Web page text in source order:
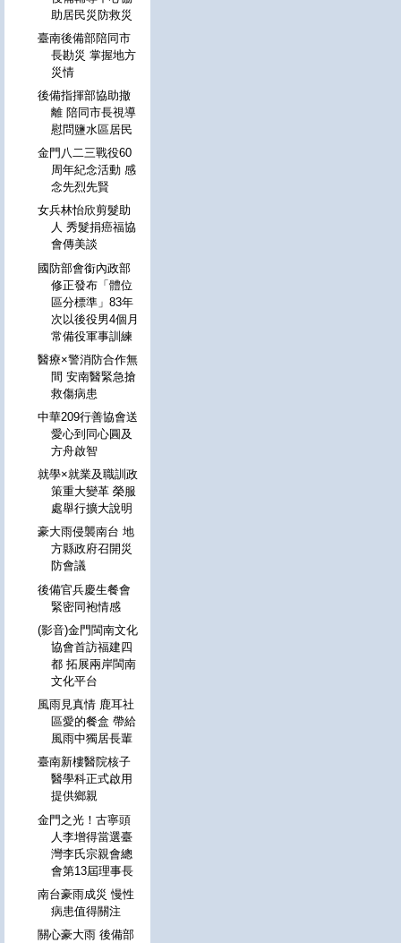
助居民災防救災
臺南後備部陪同市
長勘災 掌握地方
災情
後備指揮部協助撤
離 陪同市長視導
慰問鹽水區居民
金門八二三戰役60
周年紀念活動 感
念先烈先賢
女兵林怡欣剪髮助
人 秀髮捐癌福協
會傳美談
國防部會銜內政部
修正發布「體位
區分標準」83年
次以後役男4個月
常備役軍事訓練
醫療×警消防合作無
間 安南醫緊急搶
救傷病患
中華209行善協會送
愛心到同心圓及
方舟啟智
就學×就業及職訓政
策重大變革 榮服
處舉行擴大說明
豪大雨侵襲南台 地
方縣政府召開災
防會議
後備官兵慶生餐會
緊密同袍情感
(影音)金門閩南文化
協會首訪福建四
都 拓展兩岸閩南
文化平台
風雨見真情 鹿耳社
區愛的餐盒 帶給
風雨中獨居長輩
臺南新樓醫院核子
醫學科正式啟用
提供鄉親
金門之光！古寧頭
人李增得當選臺
灣李氏宗親會總
會第13屆理事長
南台豪雨成災 慢性
病患值得關注
關心豪大雨 後備部